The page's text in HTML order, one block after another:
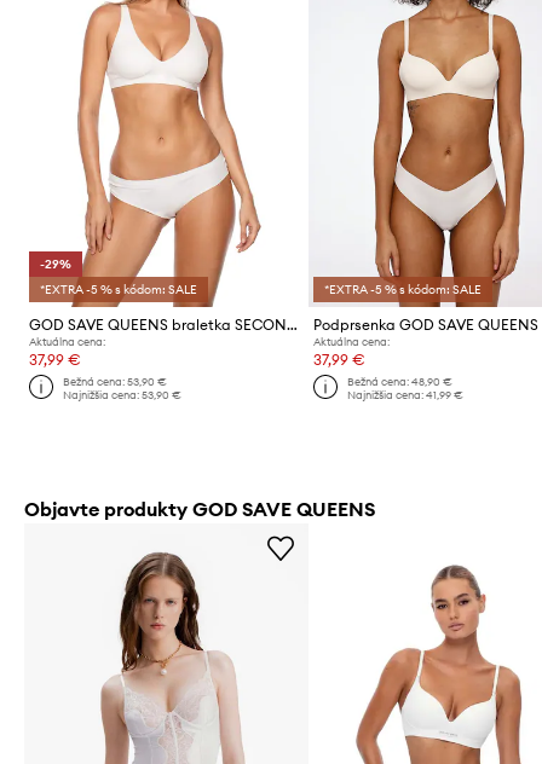
-29%
*EXTRA -5 % s kódom: SALE
GOD SAVE QUEENS braletka SECOND SKIN BRALETTE PUSH UP
Aktuálna cena:
37,99 €
Bežná cena:53,90 €
Najnižšia cena:53,90 €
*EXTRA -5 % s kódom: SALE
Aktuálna cena:
37,99 €
Bežná cena: 48,90 €
Najnižšia cena: 41,99 €
Objavte produkty GOD SAVE QUEENS